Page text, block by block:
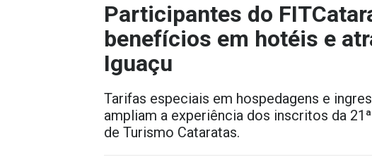
Participantes do
benefícios em hotéis e
Iguaçu
Tarifas especiais em hospedagens e
ampliam a experiência dos inscritos da
de Turismo Cataratas.